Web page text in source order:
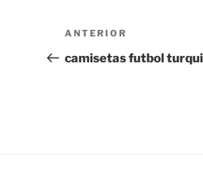
Navegación
de
Entrada
anterior:
ANTERIOR
camisetas futbol